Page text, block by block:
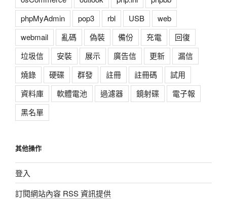
phpMyAdmin
pop3 rbl USB
web
webmail
亂碼 偽裝 備份 充電
回復
垃圾信
安裝 展示 廣告信 更新
漏信
燒錄
硬碟 群發 註冊 註冊碼
試用
資料庫
軟體電池 過濾器 鏡射碟
電子報
黑名單
其他操作
登入
訂閱網站內容 RSS 資訊提供